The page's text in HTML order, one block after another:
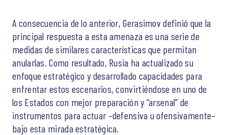
A consecuencia de lo anterior, Gerasimov definió que la
principal respuesta a esta amenaza es una serie de
medidas de similares características que permitan
anularlas. Como resultado, Rusia ha actualizado su
enfoque estratégico y desarrollado capacidades para
enfrentar estos escenarios, convirtiéndose en uno de
los Estados con mejor preparación y “arsenal” de
instrumentos para actuar –defensiva u ofensivamente–
bajo esta mirada estratégica.